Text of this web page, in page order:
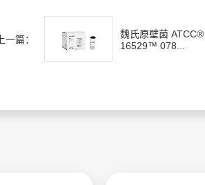
上一篇：
魏氏原壁菌 ATCC®
16529™ 078...